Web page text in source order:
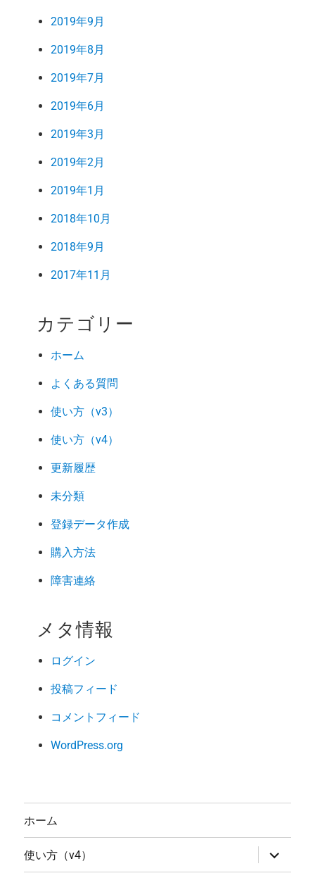
2019年9月
2019年8月
2019年7月
2019年6月
2019年3月
2019年2月
2019年1月
2018年10月
2018年9月
2017年11月
カテゴリー
ホーム
よくある質問
使い方（v3）
使い方（v4）
更新履歴
未分類
登録データ作成
購入方法
障害連絡
メタ情報
ログイン
投稿フィード
コメントフィード
WordPress.org
ホーム
使い方（v4）
サ
ブ
メ